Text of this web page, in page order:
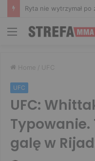
Menu
Home / UFC
UFC
UFC:
Typowanie.
galę w